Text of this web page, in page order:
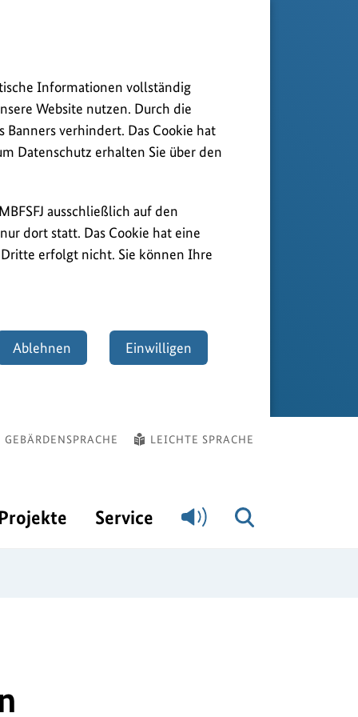
Informationen vollständig
Website nutzen. Durch die
verhindert. Das Cookie hat
Datenschutz erhalten Sie über den
ausschließlich auf den
dort statt. Das Cookie hat eine
erfolgt nicht. Sie können Ihre
Ablehnen Einwilligen
GEBÄRDENSPRACHE LEICHTE SPRACHE
Service